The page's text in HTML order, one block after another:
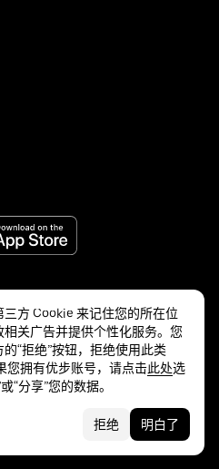
三方 Cookie 来记住您的所在位
相关广告并提供个性化服务。您
“拒绝”按钮，拒绝使用此类
您拥有优步账号，请点击此处选
“分享”您的数据。
拒绝 明白了